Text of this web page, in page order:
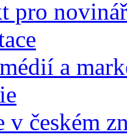
pro
a
v českém